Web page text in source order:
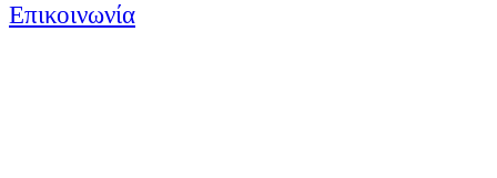
Επικοινωνία